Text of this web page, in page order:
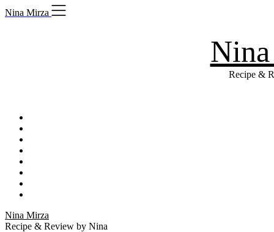
Skip
to
Nina Mirza
Recipe &
Nina Mirza
Recipe & Review by Nina